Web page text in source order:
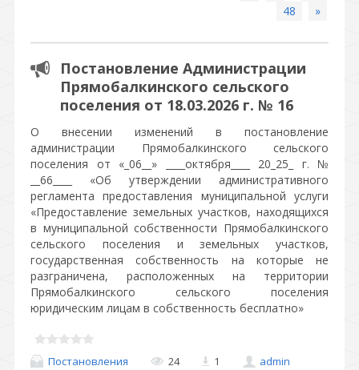
48
»
Постановление Администрации
Прямобалкинского сельского
поселения от 18.03.2026 г. № 16
О внесении изменений в постановление
администрации Прямобалкинского сельского
поселения от «_06__» ____октября____ 20_25_ г. №
__66____ «Об утверждении административного
регламента предоставления муниципальной услуги
«Предоставление земельных участков, находящихся
в муниципальной собственности Прямобалкинского
сельского поселения и земельных участков,
государственная собственность на которые не
разграничена, расположенных на территории
Прямобалкинского сельского поселения
юридическим лицам в собственность бесплатно»
Постановления 24 1
admin